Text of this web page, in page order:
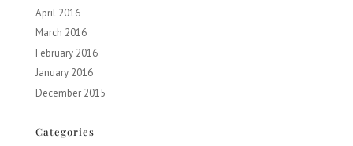
April 2016
March 2016
February 2016
January 2016
December 2015
Categories